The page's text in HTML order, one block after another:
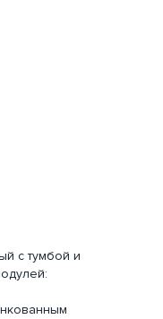
с тумбой и